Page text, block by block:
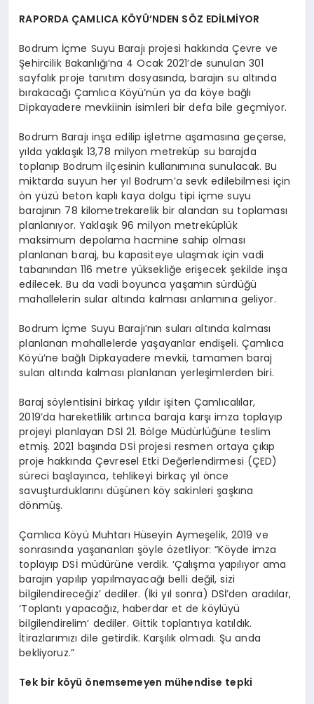
RAPORDA ÇAMLICA KÖYÜ’NDEN SÖZ EDİLMİYOR
Bodrum İçme Suyu Barajı projesi hakkında Çevre ve
Şehircilik Bakanlığı’na 4 Ocak 2021’de sunulan 301
sayfalık proje tanıtım dosyasında, barajın su altında
bırakacağı Çamlıca Köyü’nün ya da köye bağlı
Dipkayadere mevkiinin isimleri bir defa bile geçmiyor.
Bodrum Barajı inşa edilip işletme aşamasına geçerse,
yılda yaklaşık 13,78 milyon metreküp su barajda
toplanıp Bodrum ilçesinin kullanımına sunulacak. Bu
miktarda suyun her yıl Bodrum’a sevk edilebilmesi için
ön yüzü beton kaplı kaya dolgu tipi içme suyu
barajının 78 kilometrekarelik bir alandan su toplaması
planlanıyor. Yaklaşık 96 milyon metreküplük
maksimum depolama hacmine sahip olması
planlanan baraj, bu kapasiteye ulaşmak için vadi
tabanından 116 metre yüksekliğe erişecek şekilde inşa
edilecek. Bu da vadi boyunca yaşamın sürdüğü
mahallelerin sular altında kalması anlamına geliyor.
Bodrum İçme Suyu Barajı’nın suları altında kalması
planlanan mahallelerde yaşayanlar endişeli. Çamlıca
Köyü’ne bağlı Dipkayadere mevkii, tamamen baraj
suları altında kalması planlanan yerleşimlerden biri.
Baraj söylentisini birkaç yıldır işiten Çamlıcalılar,
2019’da hareketlilik artınca baraja karşı imza toplayıp
projeyi planlayan DSİ 21. Bölge Müdürlüğüne teslim
etmiş. 2021 başında DSİ projesi resmen ortaya çıkıp
proje hakkında Çevresel Etki Değerlendirmesi (ÇED)
süreci başlayınca, tehlikeyi birkaç yıl önce
savuşturduklarını düşünen köy sakinleri şaşkına
dönmüş.
Çamlıca Köyü Muhtarı Hüseyin Aymeşelik, 2019 ve
sonrasında yaşananları şöyle özetliyor: “Köyde imza
toplayıp DSİ müdürüne verdik. ‘Çalışma yapılıyor ama
barajın yapılıp yapılmayacağı belli değil, sizi
bilgilendireceğiz’ dediler. (İki yıl sonra) DSİ’den aradılar,
‘Toplantı yapacağız, haberdar et de köylüyü
bilgilendirelim’ dediler. Gittik toplantıya katıldık.
İtirazlarımızı dile getirdik. Karşılık olmadı. Şu anda
bekliyoruz.”
Tek bir köyü önemsemeyen mühendise tepki